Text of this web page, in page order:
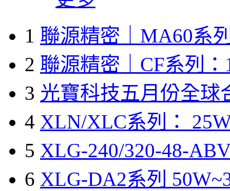
1 聯源精密｜MA60系
2 聯源精密｜CF系列：
3 光寶科技五月份全球
4 XLN/XLC系列：
5 XLG-240/320-48-
6 XLG-DA2系列